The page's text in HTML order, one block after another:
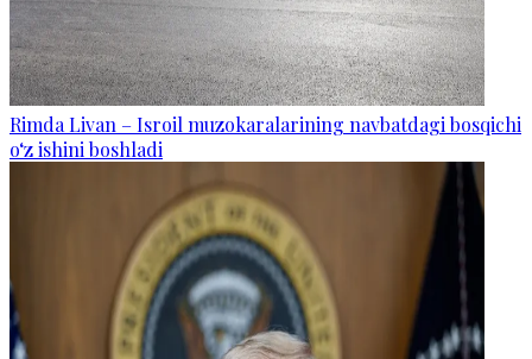
Rimda Livan – Isroil muzokaralarining navbatdagi bosqichi
o‘z ishini boshladi